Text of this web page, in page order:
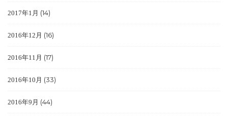
2017年1月 (14)
2016年12月 (16)
2016年11月 (17)
2016年10月 (33)
2016年9月 (44)